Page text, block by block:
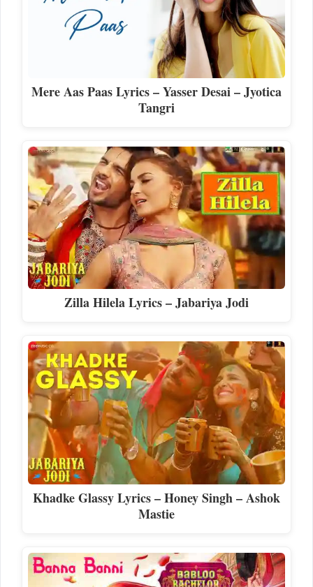
Mere Aas Paas Lyrics – Yasser Desai – Jyotica
Tangri
Zilla Hilela Lyrics – Jabariya Jodi
Khadke Glassy Lyrics – Honey Singh – Ashok
Mastie